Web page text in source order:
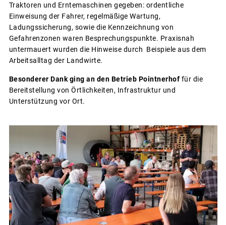
Traktoren und Erntemaschinen gegeben: ordentliche
Einweisung der Fahrer, regelmäßige Wartung,
Ladungssicherung, sowie die Kennzeichnung von
Gefahrenzonen waren Besprechungspunkte. Praxisnah
untermauert wurden die Hinweise durch Beispiele aus dem
Arbeitsalltag der Landwirte.
Besonderer Dank ging an den Betrieb Pointnerhof für die
Bereitstellung von Örtlichkeiten, Infrastruktur und
Unterstützung vor Ort.